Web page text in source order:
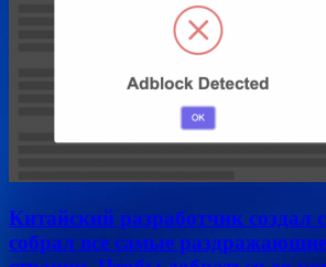
Китайский разработчик создал
собрал все самые